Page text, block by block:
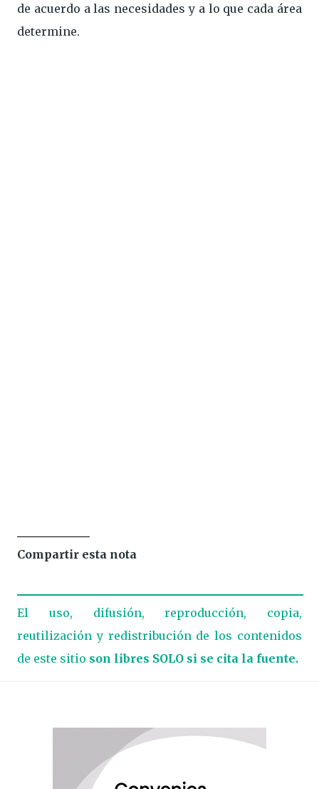
de acuerdo a las necesidades y a lo que cada área
determine.
Compartir esta nota
El uso, difusión, reproducción, copia,
reutilización y redistribución de los contenidos
de este sitio son libres SOLO si se cita la fuente.